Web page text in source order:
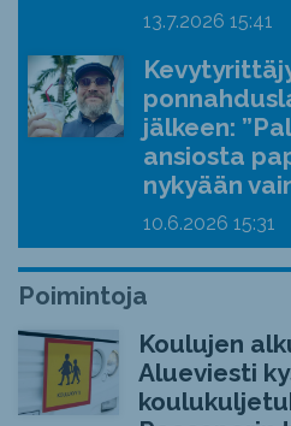
13.7.2026 15:41
jälkeen:
ansiosta
nykyään
10.6.2026 15:31
Poimintoja
Koulujen
Alueviesti